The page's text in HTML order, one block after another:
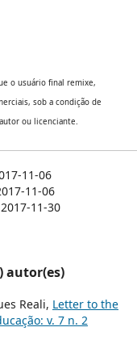
o usuário final remixe,
sob a condição de
ou licenciante.
11-06
11-06
11-30
autor(es)
Reali, Letter to the
v. 7 n. 2